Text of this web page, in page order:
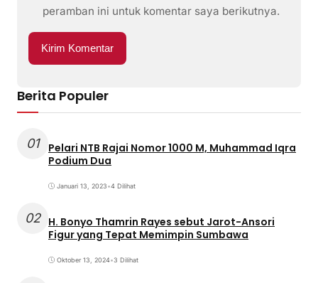
peramban ini untuk komentar saya berikutnya.
Berita Populer
01
Pelari NTB Rajai Nomor 1000 M, Muhammad Iqra
Podium Dua
Januari 13, 2023•4 Dilihat
02 H. Bonyo Thamrin Rayes sebut Jarot-Ansori
Figur yang Tepat Memimpin Sumbawa
Oktober 13, 2024•3 Dilihat